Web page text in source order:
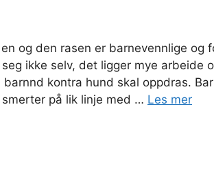
og den rasen er barnevennlige og
ikke selv, det ligger mye arbeide
kontra hund skal oppdras.
på lik linje med … Les mer